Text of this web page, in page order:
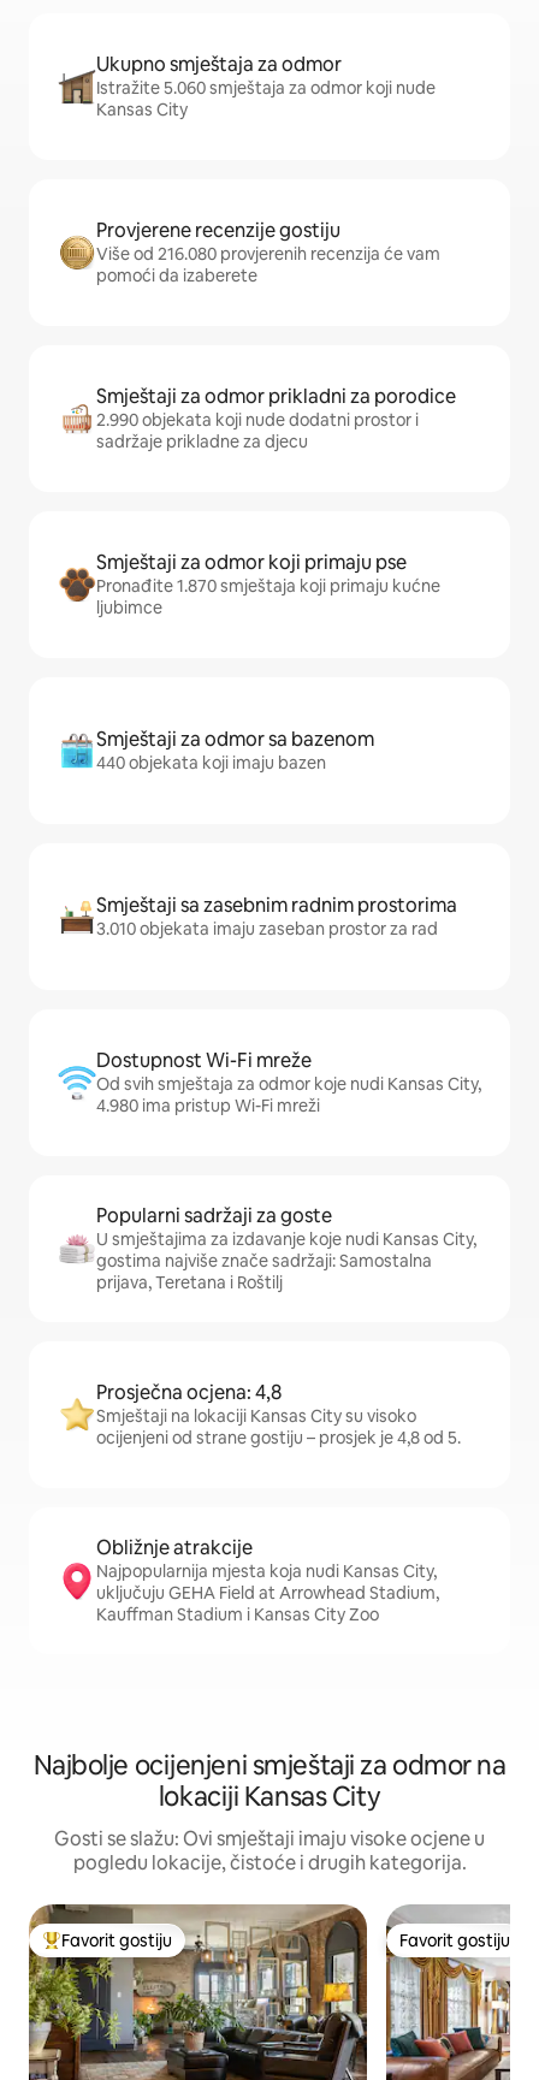
Ukupno smještaja za odmor
Istražite 5.060 smještaja za odmor koji nude
Kansas City
Provjerene recenzije gostiju
Više od 216.080 provjerenih recenzija će vam
pomoći da izaberete
Smještaji za odmor prikladni za porodice
2.990 objekata koji nude dodatni prostor i
sadržaje prikladne za djecu
Smještaji za odmor koji primaju pse
Pronađite 1.870 smještaja koji primaju kućne
ljubimce
Smještaji za odmor sa bazenom
440 objekata koji imaju bazen
Smještaji sa zasebnim radnim prostorima
3.010 objekata imaju zaseban prostor za rad
Dostupnost Wi-Fi mreže
Od svih smještaja za odmor koje nudi Kansas City,
4.980 ima pristup Wi-Fi mreži
Popularni sadržaji za goste
U smještajima za izdavanje koje nudi Kansas City,
gostima najviše znače sadržaji: Samostalna
prijava, Teretana i Roštilj
Prosječna ocjena: 4,8
Smještaji na lokaciji Kansas City su visoko
ocijenjeni od strane gostiju – prosjek je 4,8 od 5.
Obližnje atrakcije
Najpopularnija mjesta koja nudi Kansas City,
uključuju GEHA Field at Arrowhead Stadium,
Kauffman Stadium i Kansas City Zoo
Najbolje ocijenjeni smještaji za odmor na
lokaciji Kansas City
Gosti se slažu: Ovi smještaji imaju visoke ocjene u
pogledu lokacije, čistoće i drugih kategorija.
Glavni favorit gostiju
Favorit gostiju Favorit gostiju
Favorit gostiju